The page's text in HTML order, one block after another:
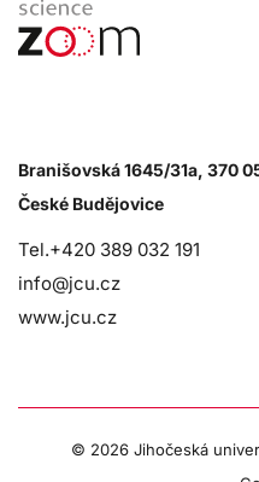
Branišovská 1645/31a, 370
České Budějovice
Tel.+420 389 032 191
info@jcu.cz
www.jcu.cz
© 2026 Jihočeská